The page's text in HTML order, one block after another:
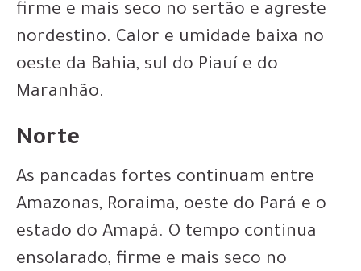
firme e mais seco no sertão e agreste
nordestino. Calor e umidade baixa no
oeste da Bahia, sul do Piauí e do
Maranhão.
Norte
As pancadas fortes continuam entre
Amazonas, Roraima, oeste do Pará e o
estado do Amapá. O tempo continua
ensolarado, firme e mais seco no